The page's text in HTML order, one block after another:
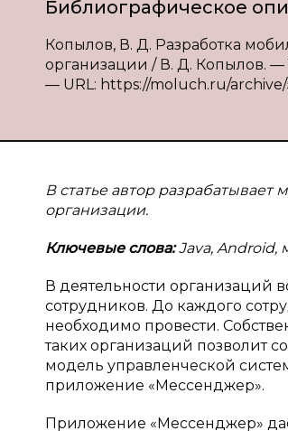
Библиографическое
Копылов, В. Д. Разработка
организации / В. Д. Копылов.
— URL: https://moluch.ru/archive/
В статье автор
организации.
Ключевые слова:Java, Android,
В деятельности организаций
сотрудников. До каждого
необходимо провести.
таких организаций позволит
модель управленческой
приложение «Мессенджер».
Приложение «Мессенджер»